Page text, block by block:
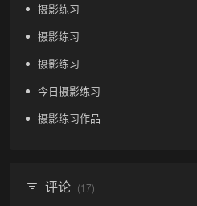
摄影练习
摄影练习
摄影练习
今日摄影练习
摄影练习作品
评论 (17)